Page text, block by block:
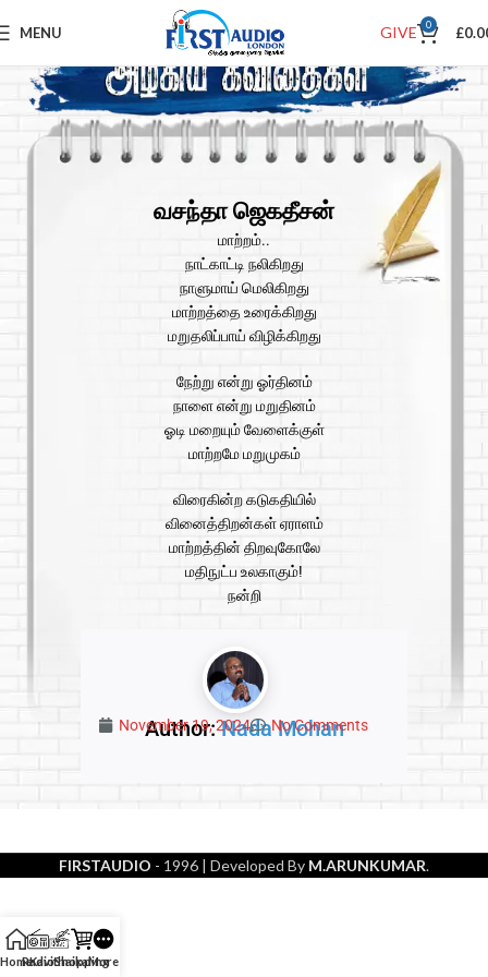
MENU GIVE 0 £
வசந்தா ஜெகதீசன்
மாற்றம்..
நாட்காட்டி நலிகிறது
நாளுமாய் மெலிகிறது
மாற்றத்தை உரைக்கிறது
மறுதலிப்பாய் விழிக்கிறது
நேற்று என்று ஓர்தினம்
நாளை என்று மறுதினம்
ஓடி மறையும் வேளைக்குள்
மாற்றமே மறுமுகம்
விரைகின்ற கடுகதியில்
வினைத்திறன்கள் ஏராளம்
மாற்றத்தின் திறவுகோலே
மதிநுட்ப உலகாகும்!
நன்றி
Author:Nada Mohan
November 19, 2024 No Comments
FIRSTAUDIO - 1996 | Developed By M.ARUNKUMAR.
HomeRadio
Kavithaikal
Shopping
More